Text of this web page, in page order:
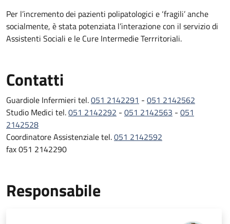
Per l’incremento dei pazienti polipatologici e ‘fragili’ anche
socialmente, è stata potenziata l’interazione con il servizio di
Assistenti Sociali e le Cure Intermedie Terrritoriali.
Contatti
Guardiole Infermieri tel.051 2142291 - 051 2142562
Studio Medici tel.051 2142292 - 051 2142563 - 051
2142528
Coordinatore Assistenziale tel.051 2142592
fax 051 2142290
Responsabile